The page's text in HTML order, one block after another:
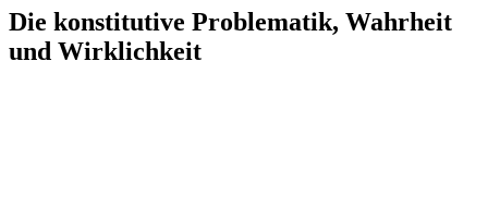
Die konstitutive Problematik, Wahrheit
und Wirklichkeit